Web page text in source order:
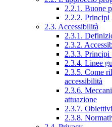
2.2.1. Buone
2.2.2. Principi
2.3. Accessibilità
2.3.1.
2.3.2.
2.3.3. Principi
2.3.4. Linee
2.3.5. Come
accessibilità
2.3.6.
attuazione
2.3.7.
2.3.8.